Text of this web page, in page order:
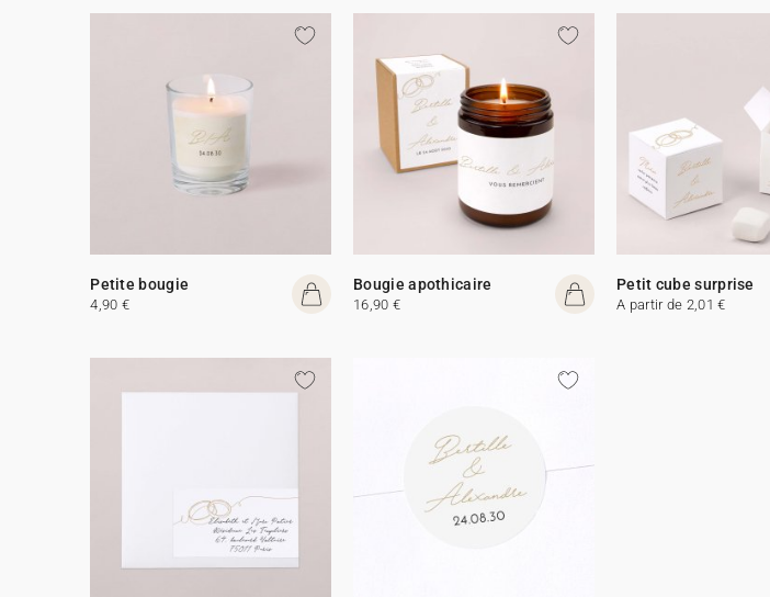
Petite bougie
4,90 €
Bougie apothicaire
16,90 €
Petit cube surprise
A partir de 2,01 €